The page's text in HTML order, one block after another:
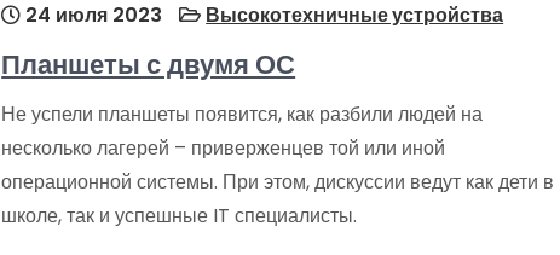
24 июля 2023 Высокотехничные устройства
Планшеты с двумя ОС
Не успели планшеты появится, как разбили людей на
несколько лагерей – приверженцев той или иной
операционной системы. При этом, дискуссии ведут как дети в
школе, так и успешные IT специалисты.